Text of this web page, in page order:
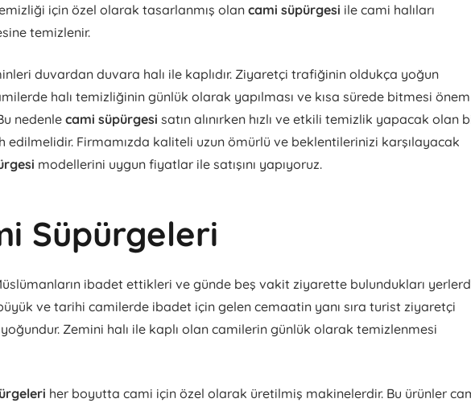
için özel olarak tasarlanmış olancami süpürgesi ile cami halıları
temizlenir.
duvardan duvara halı ile kaplıdır. Ziyaretçi trafiğinin oldukça yoğun
halı temizliğinin günlük olarak yapılması ve kısa sürede bitmesi önem
nedenlecami süpürgesi satın alınırken hızlı ve etkili temizlik yapacak olan
edilmelidir. Firmamızda kaliteli uzun ömürlü ve beklentilerinizi karşılayacak
modellerini uygun fiyatlar ile satışını yapıyoruz.
Süpürgeleri
ibadet ettikleri ve günde beş vakit ziyarette bulundukları
ve tarihi camilerde ibadet için gelen cemaatin yanı sıra turist ziyaretçi
Zemini halı ile kaplı olan camilerin günlük olarak temizlenmesi
her boyutta cami için özel olarak üretilmiş makinelerdir. Bu ürünler